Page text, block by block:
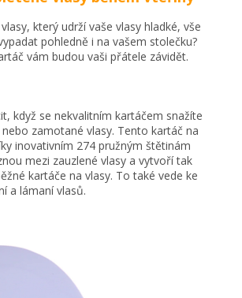
který udrží vaše vlasy hladké, vše
pohledně i na vašem stolečku?
vám budou vaši přátele závidět.
když se nekvalitním kartáčem snažíte
zamotané vlasy. Tento kartáč na
inovativním 274 pružným štětinám
mezi zauzlené vlasy a vytvoří tak
kartáče na vlasy. To také vede ke
a lámaní vlasů.